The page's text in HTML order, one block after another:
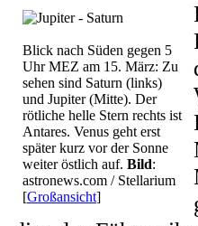
Blick nach Süden gegen 5
Uhr MEZ am 15. März: Zu
sehen sind Saturn (links)
und Jupiter (Mitte). Der
rötliche helle Stern rechts ist
Antares. Venus geht erst
später kurz vor der Sonne
weiter östlich auf. Bild:
astronews.com / Stellarium
[Großansicht]